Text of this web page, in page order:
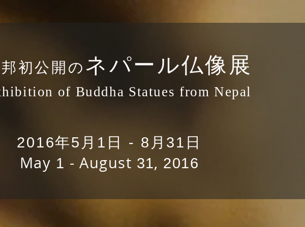
初公開の ネパール仏像展
of Buddha Statues from Nepal
2016年5月1日 - 8月31日
May 1 - August 31, 2016